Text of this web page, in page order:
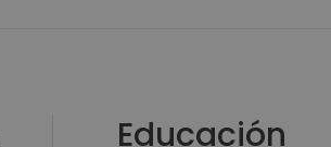
Educación